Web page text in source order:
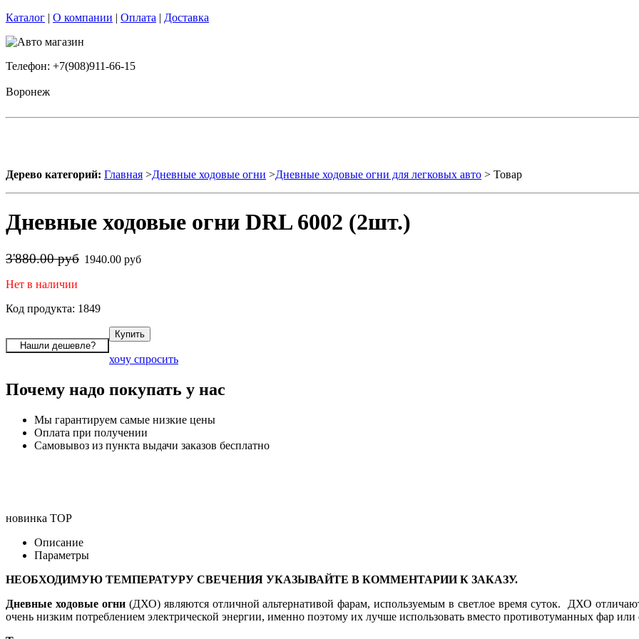
Каталог | О компании | Оплата | Доставка
Телефон: +7(908)911-66-15
Воронеж
Дерево категорий: Главная >Дневные ходовые огни >Дневные ходовые огни для легковых авто > Товар
Дневные ходовые огни DRL 6002 (2шт.)
3'880.00 руб 1940.00 руб
Нет в наличии
Код продукта: 1849
хочу спросить
Почему надо покупать у нас
Мы гарантируем самые низкие цены
Оплата при получении
Самовывоз из пункта выдачи заказов бесплатно
новинка TOP
Описание
Параметры
НЕОБХОДИМУЮ ТЕМПЕРАТУРУ СВЕЧЕНИЯ УКАЗЫВАЙТЕ В КОММЕНТАРИИ К ЗАКАЗУ.
Дневные ходовые огни(ДХО) являются отличной альтернативой фарам, используемым в светлое время суток. ДХО
очень низким потреблением электрической энергии, именно поэтому их лучше использовать вместо противотуманных фар или